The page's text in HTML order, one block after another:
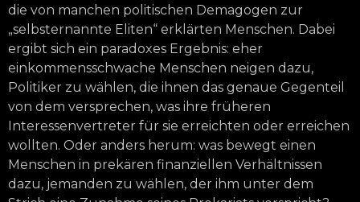
die von manchen politischen Demagogen zur
„selbsternannte Eliten“ erklärten Menschen. Dabei
ergibt sich ein paradoxes Ergebnis: eher
einkommensschwache Menschen neigen dazu,
Politiker zu wählen, die ihnen das genaue Gegenteil
von dem versprechen, was ihre früheren
Interessenvertreter für sie erreichten oder erreichen
wollten. Oder anders herum: was bewegt einen
Menschen in prekären finanziellen Verhältnissen
dazu, jemanden zu wählen, der ihm unter dem